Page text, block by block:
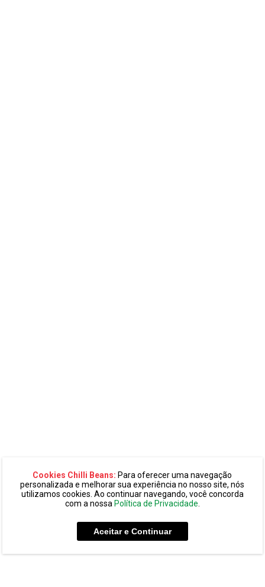
Cookies Chilli Beans: Para oferecer uma navegação
personalizada e melhorar sua experiência no nosso site, nós
utilizamos cookies. Ao continuar navegando, você concorda
com a nossa Política de Privacidade.
Aceitar e Continuar